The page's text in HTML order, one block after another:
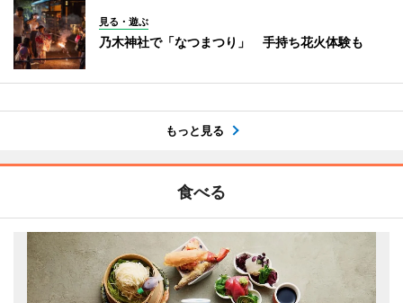
見る・遊ぶ
乃木神社で「なつまつり」 手持ち花火体験も
もっと見る
食べる